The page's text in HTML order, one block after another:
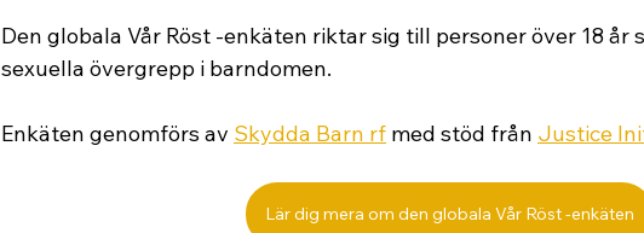
Den globala Vår Röst -enkäten riktar sig till personer över 18
sexuella övergrepp i barndomen.
Enkäten genomförs av Skydda Barn rf med stöd från Justice
Lär dig mera om den globala Vår Röst -enkäten